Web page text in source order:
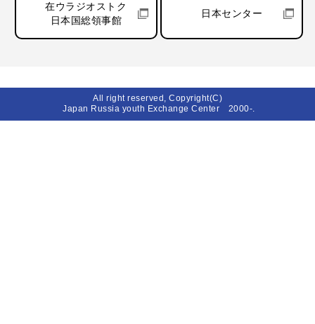
在ウラジオストク
日本国総領事館
日本センター
All right reserved, Copyright(C)
Japan Russia youth Exchange Center 2000-.